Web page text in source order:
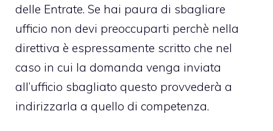
delle Entrate. Se hai paura di sbagliare
ufficio non devi preoccuparti perchè nella
direttiva è espressamente scritto che nel
caso in cui la domanda venga inviata
all’ufficio sbagliato questo provvederà a
indirizzarla a quello di competenza.